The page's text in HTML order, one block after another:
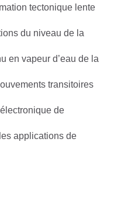
tectonique lente
du niveau de la
en vapeur d’eau de la
transitoires
de
applications de